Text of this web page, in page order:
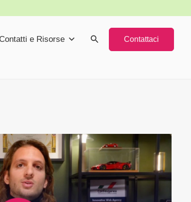
Contatti e Risorse Cerca Contattaci